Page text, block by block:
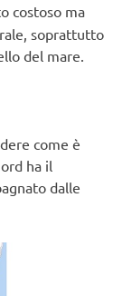
costoso ma
soprattutto
del mare.
come è
ha il
dalle